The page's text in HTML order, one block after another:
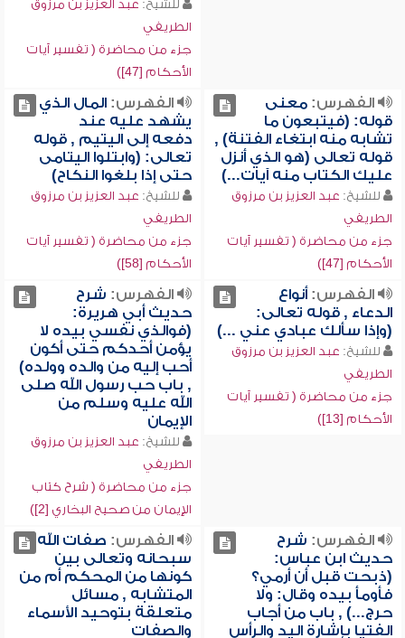
للشيخ: عبد العزيز بن مرزوق
الطريفي
جزء من محاضرة ( تفسير آيات
الأحكام [47])
الفهرس:معنى
قوله: (فيتبعون ما
تشابه منه ابتغاء الفتنة) ,
قوله تعالى (هو الذي أنزل
عليك الكتاب منه آيات...)
للشيخ: عبد العزيز بن مرزوق
الطريفي
جزء من محاضرة ( تفسير آيات
الأحكام [47])
الفهرس:المال الذي
يشهد عليه عند
دفعه إلى اليتيم , قوله
تعالى: (وابتلوا اليتامى
حتى إذا بلغوا النكاح)
للشيخ: عبد العزيز بن مرزوق
الطريفي
جزء من محاضرة ( تفسير آيات
الأحكام [58])
الفهرس:أنواع
الدعاء , قوله تعالى:
(وإذا سألك عبادي عني ...)
للشيخ: عبد العزيز بن مرزوق
الطريفي
جزء من محاضرة ( تفسير آيات
الأحكام [13])
الفهرس: شرح
حديث أبي هريرة:
(فوالذي نفسي بيده لا
يؤمن أحدكم حتى أكون
أحب إليه من والده وولده)
, باب حب رسول الله صلى
الله عليه وسلم من
الإيمان
للشيخ: عبد العزيز بن مرزوق
الطريفي
جزء من محاضرة ( شرح كتاب
الإيمان من صحيح البخاري [2])
الفهرس: شرح
حديث ابن عباس:
(ذبحت قبل أن أرمي؟
فأومأ بيده وقال: ولا
حرج...) , باب من أجاب
الفتيا بإشارة اليد والرأس
الفهرس: صفات الله
سبحانه وتعالى بين
كونها من المحكم أم من
المتشابه , مسائل
متعلقة بتوحيد الأسماء
والصفات